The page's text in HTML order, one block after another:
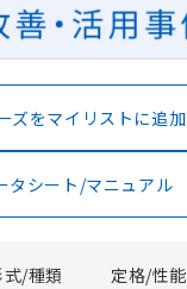
ズをマイリストに追加
タシート/マニュアル
式/種類 定格/性能